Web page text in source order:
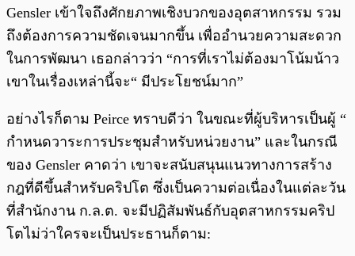
Gensler เข้าใจถึงศักยภาพเชิงบวกของอุตสาหกรรม รวม
ถึงต้องการความชัดเจนมากขึ้น เพื่ออำนวยความสะดวก
ในการพัฒนา เธอกล่าวว่า “การที่เราไม่ต้องมาโน้มน้าว
เขาในเรื่องเหล่านี้จะ“ มีประโยชน์มาก”
อย่างไรก็ตาม Peirce ทราบดีว่า ในขณะที่ผู้บริหารเป็นผู้ “
กำหนดวาระการประชุมสำหรับหน่วยงาน” และในกรณี
ของ Gensler คาดว่า เขาจะสนับสนุนแนวทางการสร้าง
กฎที่ดีขึ้นสำหรับคริปโต ซึ่งเป็นความต่อเนื่องในแต่ละวัน
ที่สำนักงาน ก.ล.ต. จะมีปฏิสัมพันธ์กับอุตสาหกรรมคริป
โตไม่ว่าใครจะเป็นประธานก็ตาม: